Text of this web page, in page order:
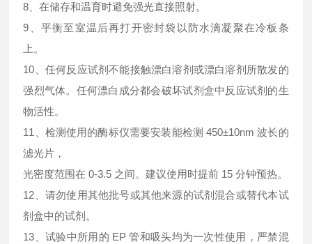
8、在储存和温育时避免强光直接照射。
9、平衡至室温后再打开密封袋以防水滴凝聚在冷板条
上。
10、任何反应试剂不能接触漂白溶剂或漂白溶剂所散发的
强烈气体。任何漂白成分都会破坏试剂盒中反应试剂的生
物活性。
11、检测使用的酶标仪需要安装能检测 450±10nm 波长的
滤光片，
光密度范围在 0-3.5 之间。建议使用时提前 15 分钟预热。
12、请勿使用其他批号或其他来源的试剂混合或替代本试
剂盒中的试剂。
13、试验中所用的 EP 管和吸头均为一次性使用，严禁混